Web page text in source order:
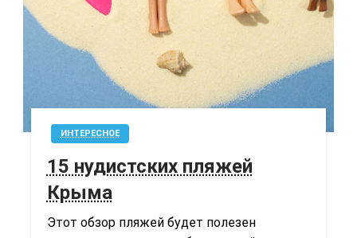
ИНТЕРЕСНОЕ
15 нудистских пляжей
Крыма
Этот обзор пляжей будет полезен